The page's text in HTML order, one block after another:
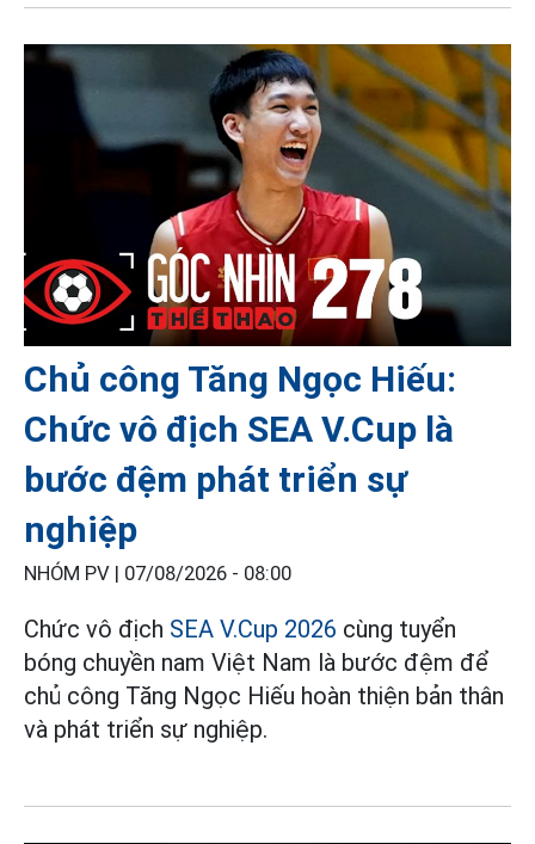
Chủ công Tăng Ngọc Hiếu:
Chức vô địch SEA V.Cup là
bước đệm phát triển sự
nghiệp
NHÓM PV | 07/08/2026 - 08:00
Chức vô địch SEA V.Cup 2026 cùng tuyển
bóng chuyền nam Việt Nam là bước đệm để
chủ công Tăng Ngọc Hiếu hoàn thiện bản thân
và phát triển sự nghiệp.